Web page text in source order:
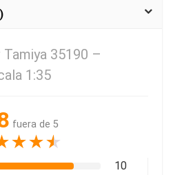
Tamiya 35190 –
1:35
fuera de 5
★★★
10